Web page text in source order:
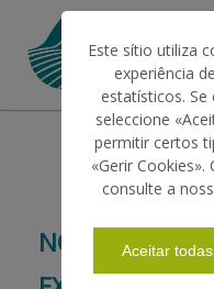
AJUDAS/APOIOS
NOVO
Este sítio utiliza
experiência
estatísticos.
seleccione
permitir certos
«Gerir
consulte a
Aceitar todas